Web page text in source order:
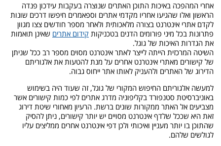
אחרי המהפכה באיכות התוכן האתרים שנוצרה בעקבות עידכון פנדה
הראשון ואלו שהגיעו אחריו מקדמי אתרים וספאמרים חיפשו דרכים שונות
לקדם אתרי אינטרנט בצורה מלאכותית ולאחר מספר חודשים צצו מגוון
פתרונות בכל מיני פורומים הדנים בטכניקות קידום אתרים שאינן תואמות
את הגדרות האיכות של גוגל.
השיטה המרכזית הייתה לייצר לאתר אינטרנט מסוים מספר רב ככל שניתן
של קישורים מאתרי אינטרנט אחרים על מנת להטעות את אלגוריתם
הדירוג של האתרים ולהעניק לאותו אתר ייחוס גבוה.
למעשה אלגוריתם החיפוש המקורי של גוגל, זה שעוד היה בשימוש
באוניברסיטת סטנפורד בקליפוניה מדרג אתרים לפי כמות קישורים אשר
מצביעים אל האתר ממקורות שונים ברשת. הרעיון מאחורי שיטת דירוג
זאת היא שככל שלדף אינטרנט מסויים יש יותר קישורים, ניתן להסיק
שהתוכן בו יותר מעניין ואיכותי ולכן דפי אינטרנט אחרים ממליצים עליו
לגולשים שלהם.